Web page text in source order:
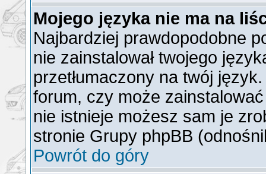
Mojego języka nie ma na
Najbardziej prawdopodobne
nie zainstalował twojego
przetłumaczony na twój
forum, czy może
nie istnieje możesz sam je
stronie Grupy phpBB
Powrót do góry